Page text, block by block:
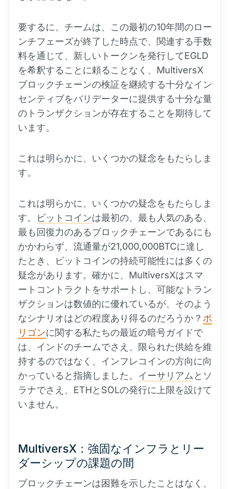
要するに、チームは、この最初の10年間のロー
ンチフェーズが終了した時点で、関連する手数
料を通じて、新しいトークンを発行してEGLD
を希釈することに頼ることなく、MultiversX
ブロックチェーンの検証を継続する十分なイン
センティブをバリデーターに提供する十分な量
のトランザクションが存在することを期待して
います。
これは明らかに、いくつかの疑念をもたらしま
す。
これは明らかに、いくつかの疑念をもたらしま
す。
ビットコインは最初の、最も人気のある、
最も回復力のあるブロックチェーンであるにも
かかわらず、流通量が21,000,000BTCに達し
たとき、ビットコインの持続可能性には多くの
疑念があります。確かに、MultiversXはスマ
ートコントラクトをサポートし、可能なトラン
ザクションは数値的に優れているが、そのよう
なシナリオはどの程度あり得るのだろうか？ ポ
リゴンに関する私たちの最近の暗号ガイドで
は、インドのチームでさえ、限られた供給を維
持するのではなく、インフレコインの方向に向
かっていると指摘しました。 イーサリアム とソ
ラナでさえ、ETHとSOLの発行に上限を設けて
いません。
MultiversX：強固なインフラとリー
ダーシップの課題の間
ブロックチェーンは困難を示したことはなく、